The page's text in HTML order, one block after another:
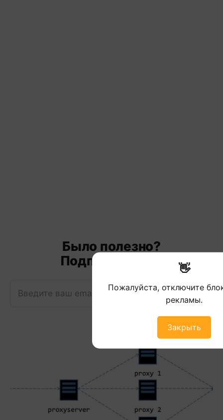
👋
Пожалуйста, отключите
рекламы.
Закрыть
Было полезно?
Подписывайся!
Введите ваш email Подписаться